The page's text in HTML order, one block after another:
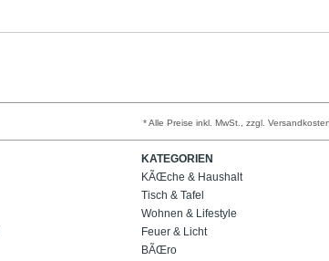
* Alle Preise inkl. MwSt., zzgl. Versandkosten.
KATEGORIEN
KÃŒche & Haushalt
Tisch & Tafel
Wohnen & Lifestyle
Feuer & Licht
BÃŒro